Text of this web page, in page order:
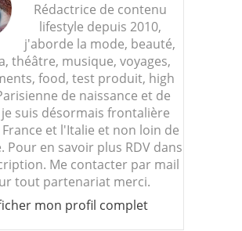
Rédactrice de contenu
lifestyle depuis 2010,
j'aborde la mode, beauté,
théâtre, musique, voyages,
food, test produit, high
de naissance et de
suis désormais frontalière
et l'Italie et non loin de
Pour en savoir plus RDV dans
Me contacter par mail
tout partenariat merci.
mon profil complet